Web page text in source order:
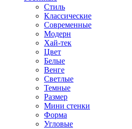
Стиль
Классические
Современные
Модерн
Хай-тек
Цвет
Белые
Венге
Светлые
Темные
Размер
Мини стенки
Форма
Угловые